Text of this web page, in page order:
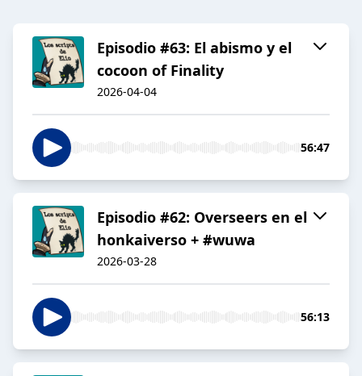
Episodio #63: El abismo y el
cocoon of Finality
2026-04-04
56:47
Episodio #62: Overseers en el
honkaiverso + #wuwa
2026-03-28
56:13